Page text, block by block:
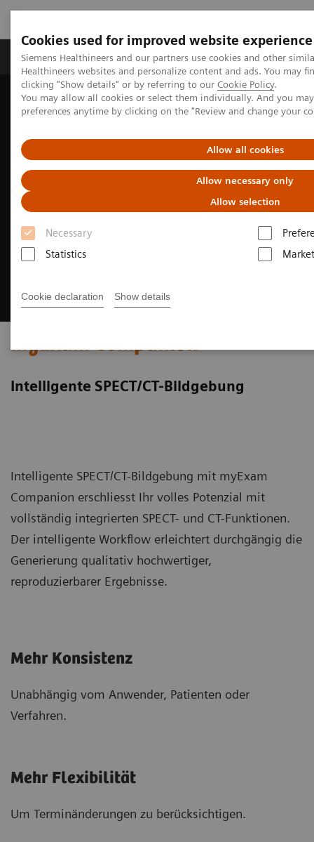
Cookies used for improved website experience
Siemens Healthineers and our partners use cookies and other
Healthineers websites and personalize content and ads. You may
clicking "Show details" or by referring to our Cookie Policy.
You may allow all cookies or select them individually. And you
preferences anytime by clicking on the "Review and change your
Allow all cookies
Allow necessary only
Allow selection
Necessary
Statistics
Cookie declaration Show details
Produkte & Services Fachbereiche
Home Medizinische Bildgebung
Molekulare Bildgebung
Optionen und Upgrades
Software Applications
myExam Companion
Intelligente SPECT/CT-Bildgebung
Intelligente SPECT/CT-Bildgebung mit myExam
Companion erschliesst Ihr volles Potenzial mit
vollständig integrierten SPECT- und CT-Funktionen.
Der intelligente Workflow erleichtert durchgängig die
Generierung qualitativ hochwertiger,
reproduzierbarer Ergebnisse.
Mehr Konsistenz
Unabhängig vom Anwender, Patienten oder
Verfahren.
Mehr Flexibilität
Um Terminänderungen zu berücksichtigen.